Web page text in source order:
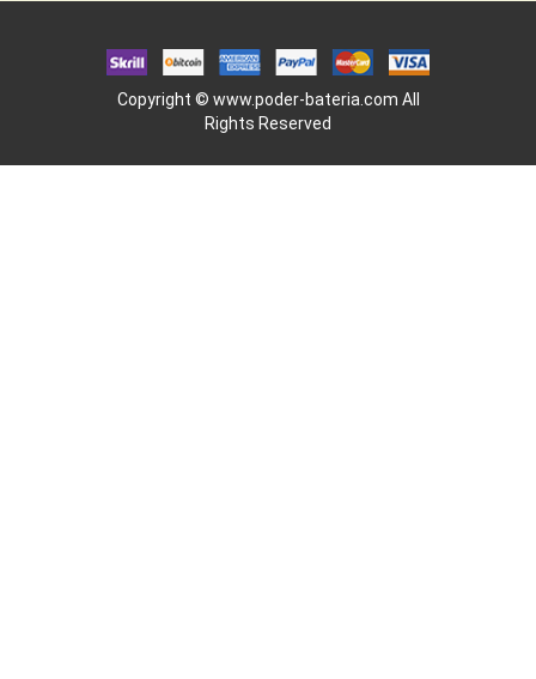
Copyright © www.poder-bateria.com All
Rights Reserved